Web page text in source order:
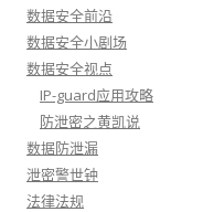
数据安全前沿
数据安全小剧场
数据安全视点
IP-guard应用攻略
防泄密之黄凯说
数据防泄漏
泄密警世钟
法律法规